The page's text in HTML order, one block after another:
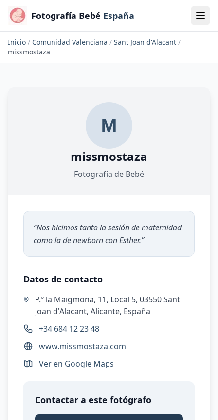
Fotografía Bebé España
Inicio / Comunidad Valenciana / Sant Joan d'Alacant /
missmostaza
M
missmostaza
Fotografía de Bebé
“Nos hicimos tanto la sesión de maternidad
como la de newborn con Esther.”
Datos de contacto
P.º la Maigmona, 11, Local 5, 03550 Sant
Joan d'Alacant, Alicante, España
+34 684 12 23 48
www.missmostaza.com
Ver en Google Maps
Contactar a este fotógrafo